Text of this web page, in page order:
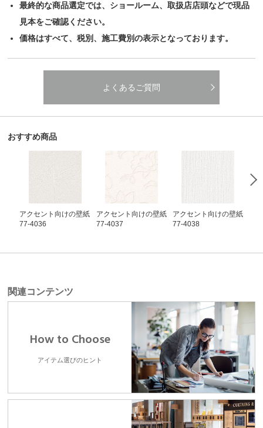
最終的な商品選定では、ショールーム、取扱店店頭などで現品
見本をご確認ください。
価格はすべて、税別、施工費別の表示となっております。
よくあるご質問
おすすめ商品
アクセント向けの壁紙
77-4036
アクセント向けの壁紙
77-4037
アクセント向けの壁紙
77-4038
関連コンテンツ
How to Choose
アイテム選びのヒント